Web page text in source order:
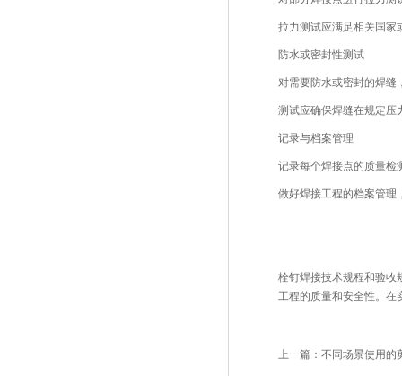
拉力测试应满足相关国家
防水或密封性测试
对需要防水或密封的焊缝
测试应确保焊缝在规定压
记录与档案管理
记录每个焊接点的质量检
做好焊接工程的档案管理
栓钉焊接技术规程和验收
工程的质量和安全性。在
上一篇： 不同场景使用的